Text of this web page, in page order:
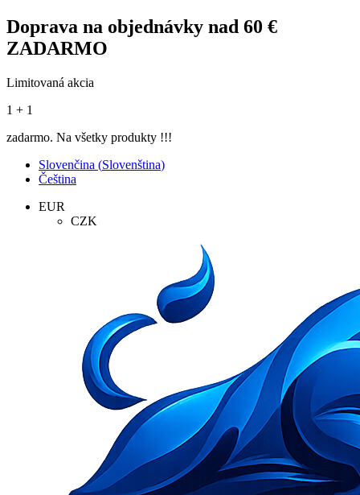
Doprava na objednávky nad 60 €
ZADARMO
Limitovaná akcia
1 + 1
zadarmo. Na všetky produkty !!!
Slovenčina (Slovenština)
Čeština
EUR
CZK